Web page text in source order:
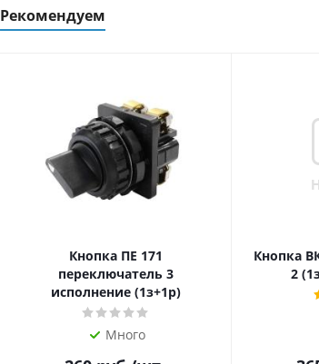
Рекомендуем
Кнопка ПЕ 171
переключатель 3
исполнение (1з+1р)
Много
Кнопка
2